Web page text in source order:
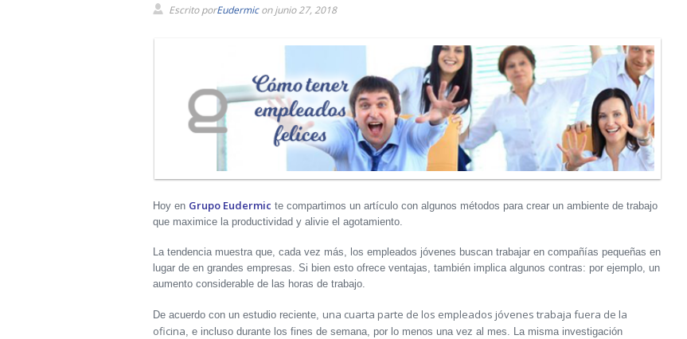
Escrito porEudermicon junio 27, 2018
Hoy en Grupo Eudermic te compartimos un artículo con algunos métodos para crear un ambiente de trabajo
que maximice la productividad y alivie el agotamiento.
La tendencia muestra que, cada vez más, los empleados jóvenes buscan trabajar en compañías pequeñas en
lugar de en grandes empresas. Si bien esto ofrece ventajas, también implica algunos contras: por ejemplo, un
aumento considerable de las horas de trabajo.
De acuerdo con un estudio reciente, una cuarta parte de los empleados jóvenes trabaja fuera de la
oficina, e incluso durante los fines de semana, por lo menos una vez al mes. La misma investigación